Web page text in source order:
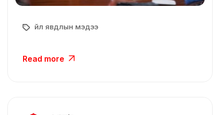
Үйл явдлын мэдээ
Read more